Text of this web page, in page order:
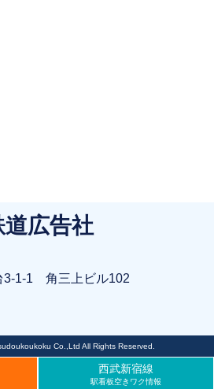
広告社
3-1-1 角三上ビル102
Co.,Ltd All Rights Reserved.
西武新宿線
駅看板空きワク情報